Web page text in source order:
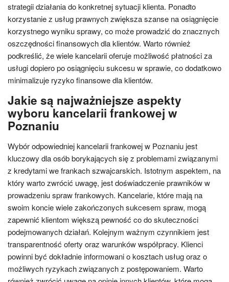
strategii działania do konkretnej sytuacji klienta. Ponadto
korzystanie z usług prawnych zwiększa szanse na osiągnięcie
korzystnego wyniku sprawy, co może prowadzić do znacznych
oszczędności finansowych dla klientów. Warto również
podkreślić, że wiele kancelarii oferuje możliwość płatności za
usługi dopiero po osiągnięciu sukcesu w sprawie, co dodatkowo
minimalizuje ryzyko finansowe dla klientów.
Jakie są najważniejsze aspekty
wyboru kancelarii frankowej w
Poznaniu
Wybór odpowiedniej kancelarii frankowej w Poznaniu jest
kluczowy dla osób borykających się z problemami związanymi
z kredytami we frankach szwajcarskich. Istotnym aspektem, na
który warto zwrócić uwagę, jest doświadczenie prawników w
prowadzeniu spraw frankowych. Kancelarie, które mają na
swoim koncie wiele zakończonych sukcesem spraw, mogą
zapewnić klientom większą pewność co do skuteczności
podejmowanych działań. Kolejnym ważnym czynnikiem jest
transparentność oferty oraz warunków współpracy. Klienci
powinni być dokładnie informowani o kosztach usług oraz o
możliwych ryzykach związanych z postępowaniem. Warto